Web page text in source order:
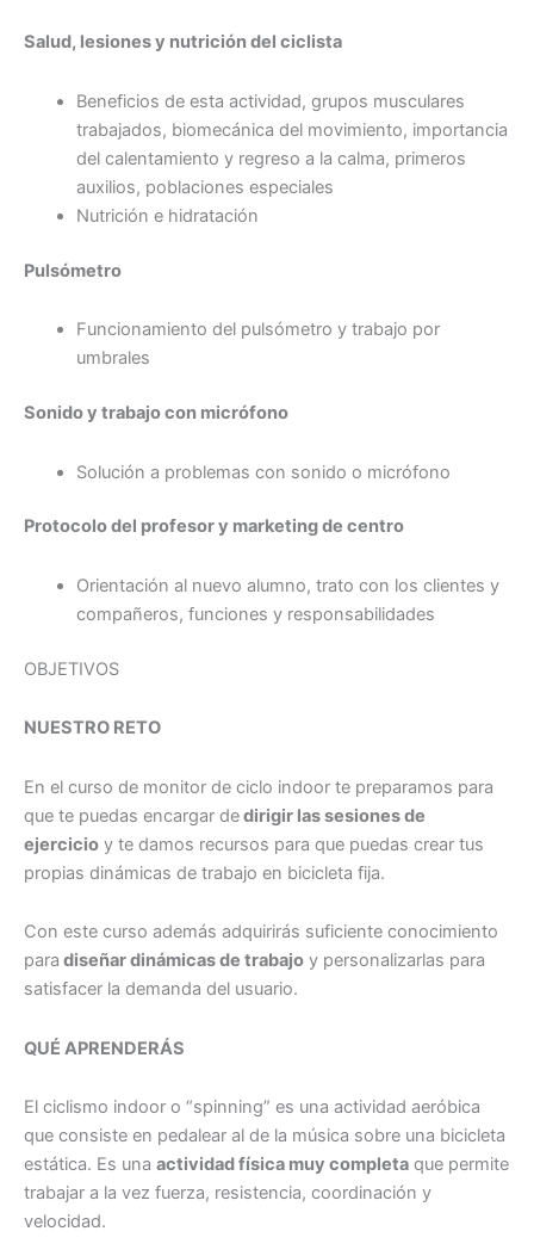
Salud, lesiones y nutrición del ciclista
Beneficios de esta actividad, grupos musculares
trabajados, biomecánica del movimiento, importancia
del calentamiento y regreso a la calma, primeros
auxilios, poblaciones especiales
Nutrición e hidratación
Pulsómetro
Funcionamiento del pulsómetro y trabajo por
umbrales
Sonido y trabajo con micrófono
Solución a problemas con sonido o micrófono
Protocolo del profesor y marketing de centro
Orientación al nuevo alumno, trato con los clientes y
compañeros, funciones y responsabilidades
OBJETIVOS
NUESTRO RETO
En el curso de monitor de ciclo indoor te preparamos para
que te puedas encargar dedirigir las sesiones de
ejercicio y te damos recursos para que puedas crear tus
propias dinámicas de trabajo en bicicleta fija.
Con este curso además adquirirás suficiente conocimiento
para diseñar dinámicas de trabajo y personalizarlas para
satisfacer la demanda del usuario.
QUÉ APRENDERÁS
El ciclismo indoor o “spinning” es una actividad aeróbica
que consiste en pedalear al de la música sobre una bicicleta
estática. Es una actividad física muy completa que permite
trabajar a la vez fuerza, resistencia, coordinación y
velocidad.